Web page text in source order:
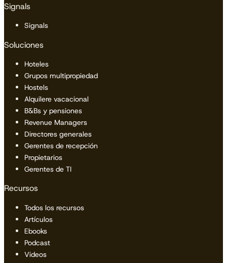
Signals
Signals
Soluciones
Hoteles
Grupos multipropiedad
Hostels
Alquilere vacacional
B&Bs y pensiones
Revenue Managers
Directores generales
Gerentes de recepción
Propietarios
Gerentes de TI
Recursos
Todos los recursos
Artículos
Ebooks
Podcast
Videos